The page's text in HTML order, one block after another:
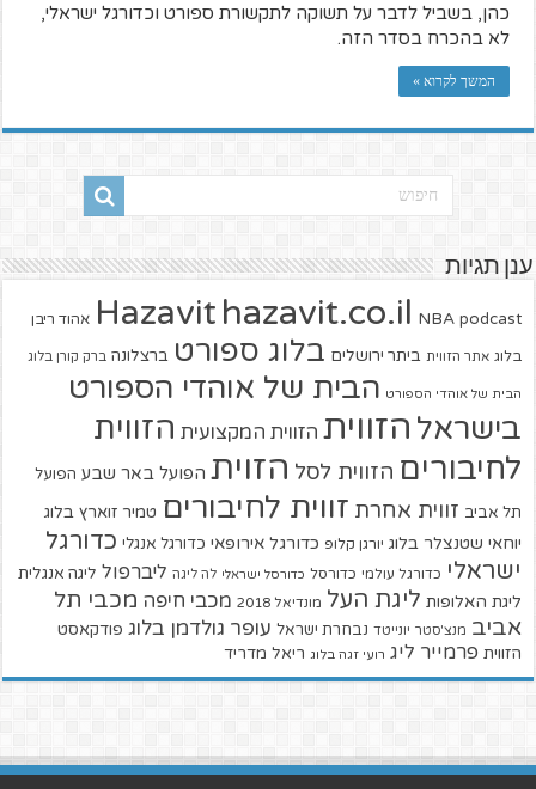
כהן, בשביל לדבר על תשוקה לתקשורת ספורט וכדורגל ישראלי,
לא בהכרח בסדר הזה.
המשך לקרוא »
ענן תגיות
Hazavit hazavit.co.il NBA podcast אהוד ריבן
בלוג אתר הזווית ביתר ירושלים בלוג ספורט ברצלונה ברק קורן בלוג
הבית של אוהדי הספורט הבית של אוהדי הספורט
בישראל הזווית הזווית המקצועית הזווית
לחיבורים הזווית לסל הזוית הפועל באר שבע הפועל
תל אביב זווית אחרת זווית לחיבורים טמיר זוארץ בלוג
יוחאי שטנצלר בלוג יורגן קלופ כדורגל אירופאי כדורגל אנגלי כדורגל
ישראלי כדורגל עולמי כדורסל כדורסל ישראלי לה ליגה ליברפול ליגה אנגלית
ליגת האלופות ליגת העל מונדיאל 2018 מכבי חיפה מכבי תל
אביב מנצ'סטר יונייטד נבחרת ישראל עופר גולדמן בלוג פודקאסט
הזווית פרמייר ליג רועי זגה בלוג ריאל מדריד